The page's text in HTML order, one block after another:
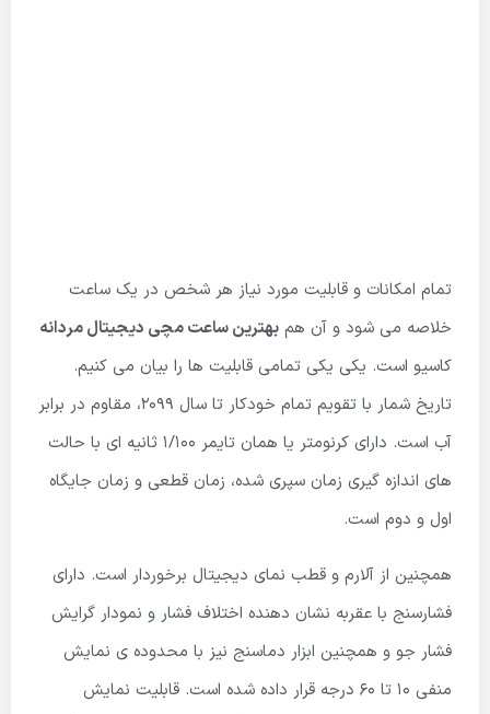
تمام امکانات و قابلیت مورد نیاز هر شخص در یک ساعت
خلاصه می شود و آن هم بهترین ساعت مچی دیجیتال مردانه
کاسیو است. یکی یکی تمامی قابلیت ها را بیان می کنیم.
تاریخ شمار با تقویم تمام خودکار تا سال 2099، مقاوم در برابر
آب است. دارای کرنومتر یا همان تایمر 1/100 ثانیه ای با حالت
های اندازه گیری زمان سپری شده، زمان قطعی و زمان جایگاه
اول و دوم است.
همچنین از آلارم و قطب نمای دیجیتال برخوردار است. دارای
فشارسنج با عقربه نشان دهنده اختلاف فشار و نمودار گرایش
فشار جو و همچنین ابزار دماسنج نیز با محدوده ی نمایش
منفی 10 تا 60 درجه قرار داده شده است. قابلیت نمایش